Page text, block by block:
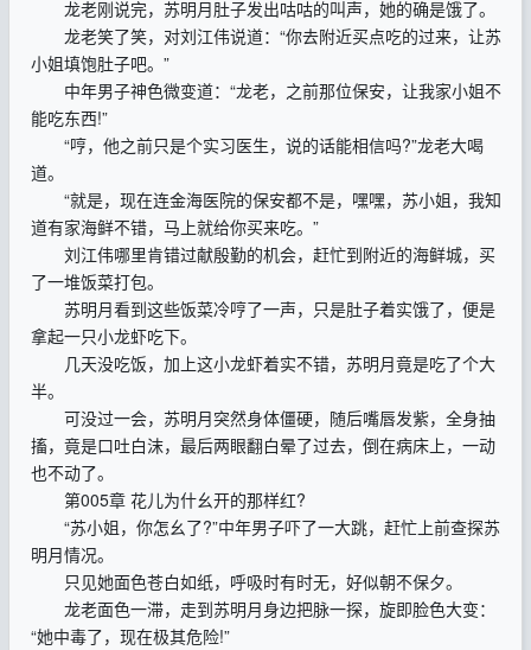
龙老刚说完，苏明月肚子发出咕咕的叫声，她的确是饿了。
龙老笑了笑，对刘江伟说道：“你去附近买点吃的过来，让苏
小姐填饱肚子吧。”
中年男子神色微变道：“龙老，之前那位保安，让我家小姐不
能吃东西!”
“哼，他之前只是个实习医生，说的话能相信吗?”龙老大喝
道。
“就是，现在连金海医院的保安都不是，嘿嘿，苏小姐，我知
道有家海鲜不错，马上就给你买来吃。”
刘江伟哪里肯错过献殷勤的机会，赶忙到附近的海鲜城，买
了一堆饭菜打包。
苏明月看到这些饭菜冷哼了一声，只是肚子着实饿了，便是
拿起一只小龙虾吃下。
几天没吃饭，加上这小龙虾着实不错，苏明月竟是吃了个大
半。
可没过一会，苏明月突然身体僵硬，随后嘴唇发紫，全身抽
搐，竟是口吐白沫，最后两眼翻白晕了过去，倒在病床上，一动
也不动了。
第005章 花儿为什幺开的那样红?
“苏小姐，你怎幺了?”中年男子吓了一大跳，赶忙上前查探苏
明月情况。
只见她面色苍白如纸，呼吸时有时无，好似朝不保夕。
龙老面色一滞，走到苏明月身边把脉一探，旋即脸色大变：
“她中毒了，现在极其危险!”